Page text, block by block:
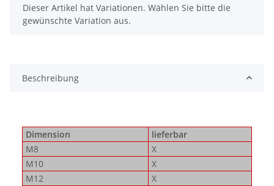
x
Dieser Artikel hat Variationen. Wählen Sie bitte die
gewünschte Variation aus.
Beschreibung
Dimension
lieferbar
M8
X
M10
X
M12
X